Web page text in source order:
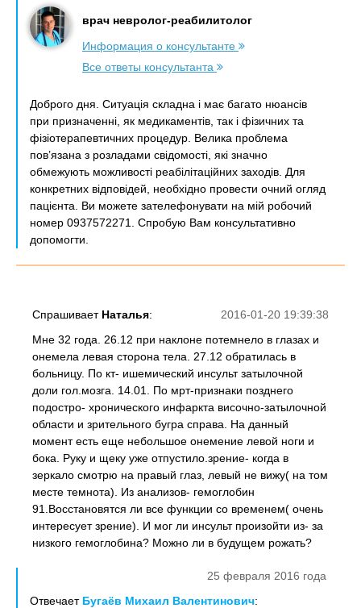
врач невролог-реабилитолог
Информация о консультанте
Все ответы консультанта
Доброго дня. Ситуація складна і має багато нюансів
при призначенні, як медикаментів, так і фізичних та
фізіотерапевтичних процедур. Велика проблема
пов’язана з розладами свідомості, які значно
обмежують можливості реабілітаційних заходів. Для
конкретних відповідей, необхідно провести очний огляд
пацієнта. Ви можете зателефонувати на мій робочий
номер 0937572271. Спробую Вам консультативно
допомогти.
2016-01-20 19:39:38
Спрашивает Наталья:
Мне 32 года. 26.12 при наклоне потемнело в глазах и
онемела левая сторона тела. 27.12 обратилась в
больницу. По кт- ишемический инсульт затылочной
доли гол.мозга. 14.01. По мрт-признаки позднего
подостро- хронического инфаркта височно-затылочной
области и зрительного бугра справа. На данный
момент есть еще небольшое онемение левой ноги и
бока. Руку и щеку уже отпустило.зрение- когда в
зеркало смотрю на правый глаз, левый не вижу( на том
месте темнота). Из анализов- гемоглобин
91.Восстановятся ли все функции со временем( очень
интересует зрение). И мог ли инсульт произойти из- за
низкого гемоглобина? Можно ли в будущем рожать?
25 февраля 2016 года
Отвечает Бугаёв Михаил Валентинович: